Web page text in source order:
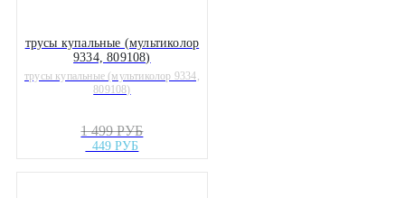
трусы купальные (мультиколор
9334, 809108)
трусы купальные (мультиколор 9334,
809108)
1 499 РУБ
449 РУБ